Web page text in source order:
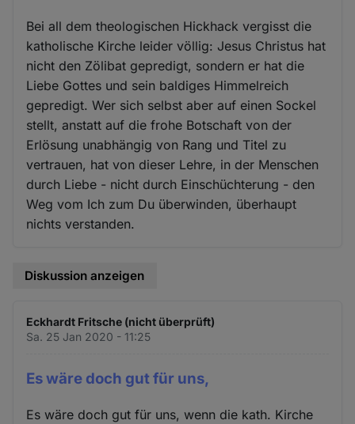
Bei all dem theologischen Hickhack vergisst die
katholische Kirche leider völlig: Jesus Christus hat
nicht den Zölibat gepredigt, sondern er hat die
Liebe Gottes und sein baldiges Himmelreich
gepredigt. Wer sich selbst aber auf einen Sockel
stellt, anstatt auf die frohe Botschaft von der
Erlösung unabhängig von Rang und Titel zu
vertrauen, hat von dieser Lehre, in der Menschen
durch Liebe - nicht durch Einschüchterung - den
Weg vom Ich zum Du überwinden, überhaupt
nichts verstanden.
Diskussion anzeigen
Eckhardt Fritsche (nicht überprüft)
Sa. 25 Jan 2020 - 11:25
Es wäre doch gut für uns,
Es wäre doch gut für uns, wenn die kath. Kirche